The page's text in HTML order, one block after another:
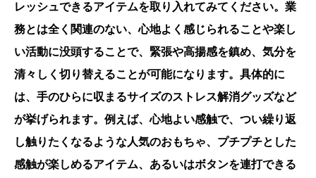
レッシュできるアイテムを取り入れてみてください。業
務とは全く関連のない、心地よく感じられることや楽し
い活動に没頭することで、緊張や高揚感を鎮め、気分を
清々しく切り替えることが可能になります。具体的に
は、手のひらに収まるサイズのストレス解消グッズなど
が挙げられます。例えば、心地よい感触で、つい繰り返
し触りたくなるような人気のおもちゃ、プチプチとした
感触が楽しめるアイテム、あるいはボタンを連打できる